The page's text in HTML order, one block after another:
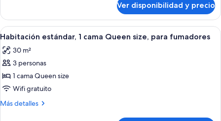
Three
Queens
Ver disponibilidad y precio
Ver
todas
las
fotos
de
Habitación
estándar,
Una habitación de hotel con cama,
5
Habitación estándar, 1 cama Queen size, para fumadores
30 m²
3 personas
1 cama Queen size
Wifi gratuito
Más detalles
Más